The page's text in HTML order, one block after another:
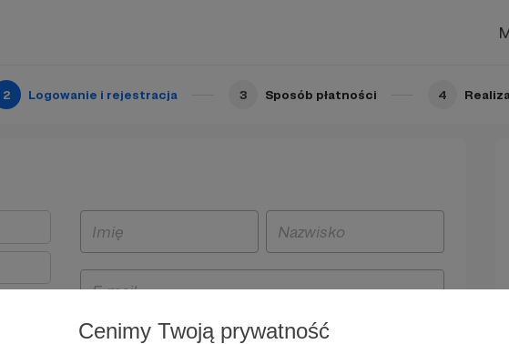
Cenimy Twoją prywatność
2 Logowanie i rejestracja 3 Sposób płatności 4